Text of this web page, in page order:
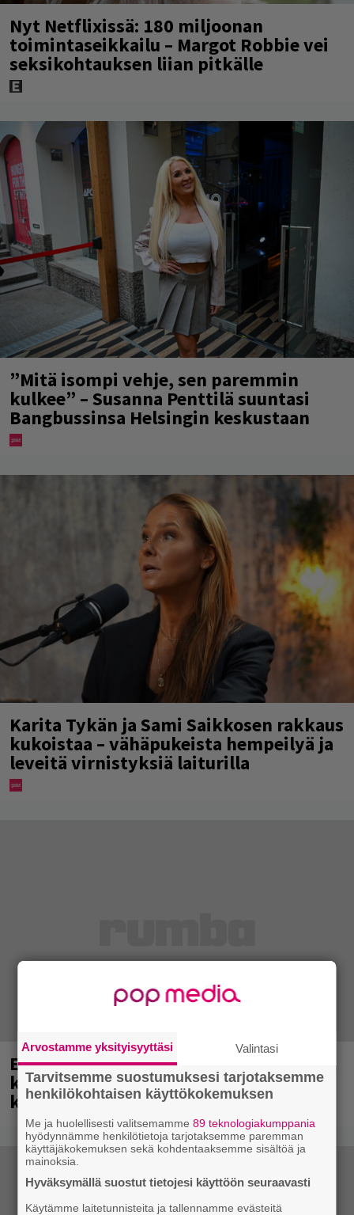
Nyt Netflixissä: 180 miljoonan
toimintaseikkailu – Margot Robbie vei
seksikohtauksen liian pitkälle
”Mitä isompi vehje, sen paremmin
kulkee” – Susanna Penttilä suuntasi
Bangbussinsa Helsingin keskustaan
Karita Tykän ja Sami Saikkosen rakkaus
kukoistaa – vähäpukeista hempeilyä ja
leveitä virnistyksiä laiturilla
Eppu Normaali soitti viimeisen
keikkansa – nämä kappaleet sillä
kuultiin
Arvostamme yksityisyyttäsi Valintasi
Tarvitsemme suostumuksesi tarjotaksemme
henkilökohtaisen käyttökokemuksen
Me ja huolellisesti valitsemamme89 teknologiakumppania
hyödynnämme henkilötietoja tarjotaksemme paremman
käyttäjäkokemuksen sekä kohdentaaksemme sisältöä ja
mainoksia.
Hyväksymällä suostut tietojesi käyttöön seuraavasti
Käytämme laitetunnisteita ja tallennamme evästeitä